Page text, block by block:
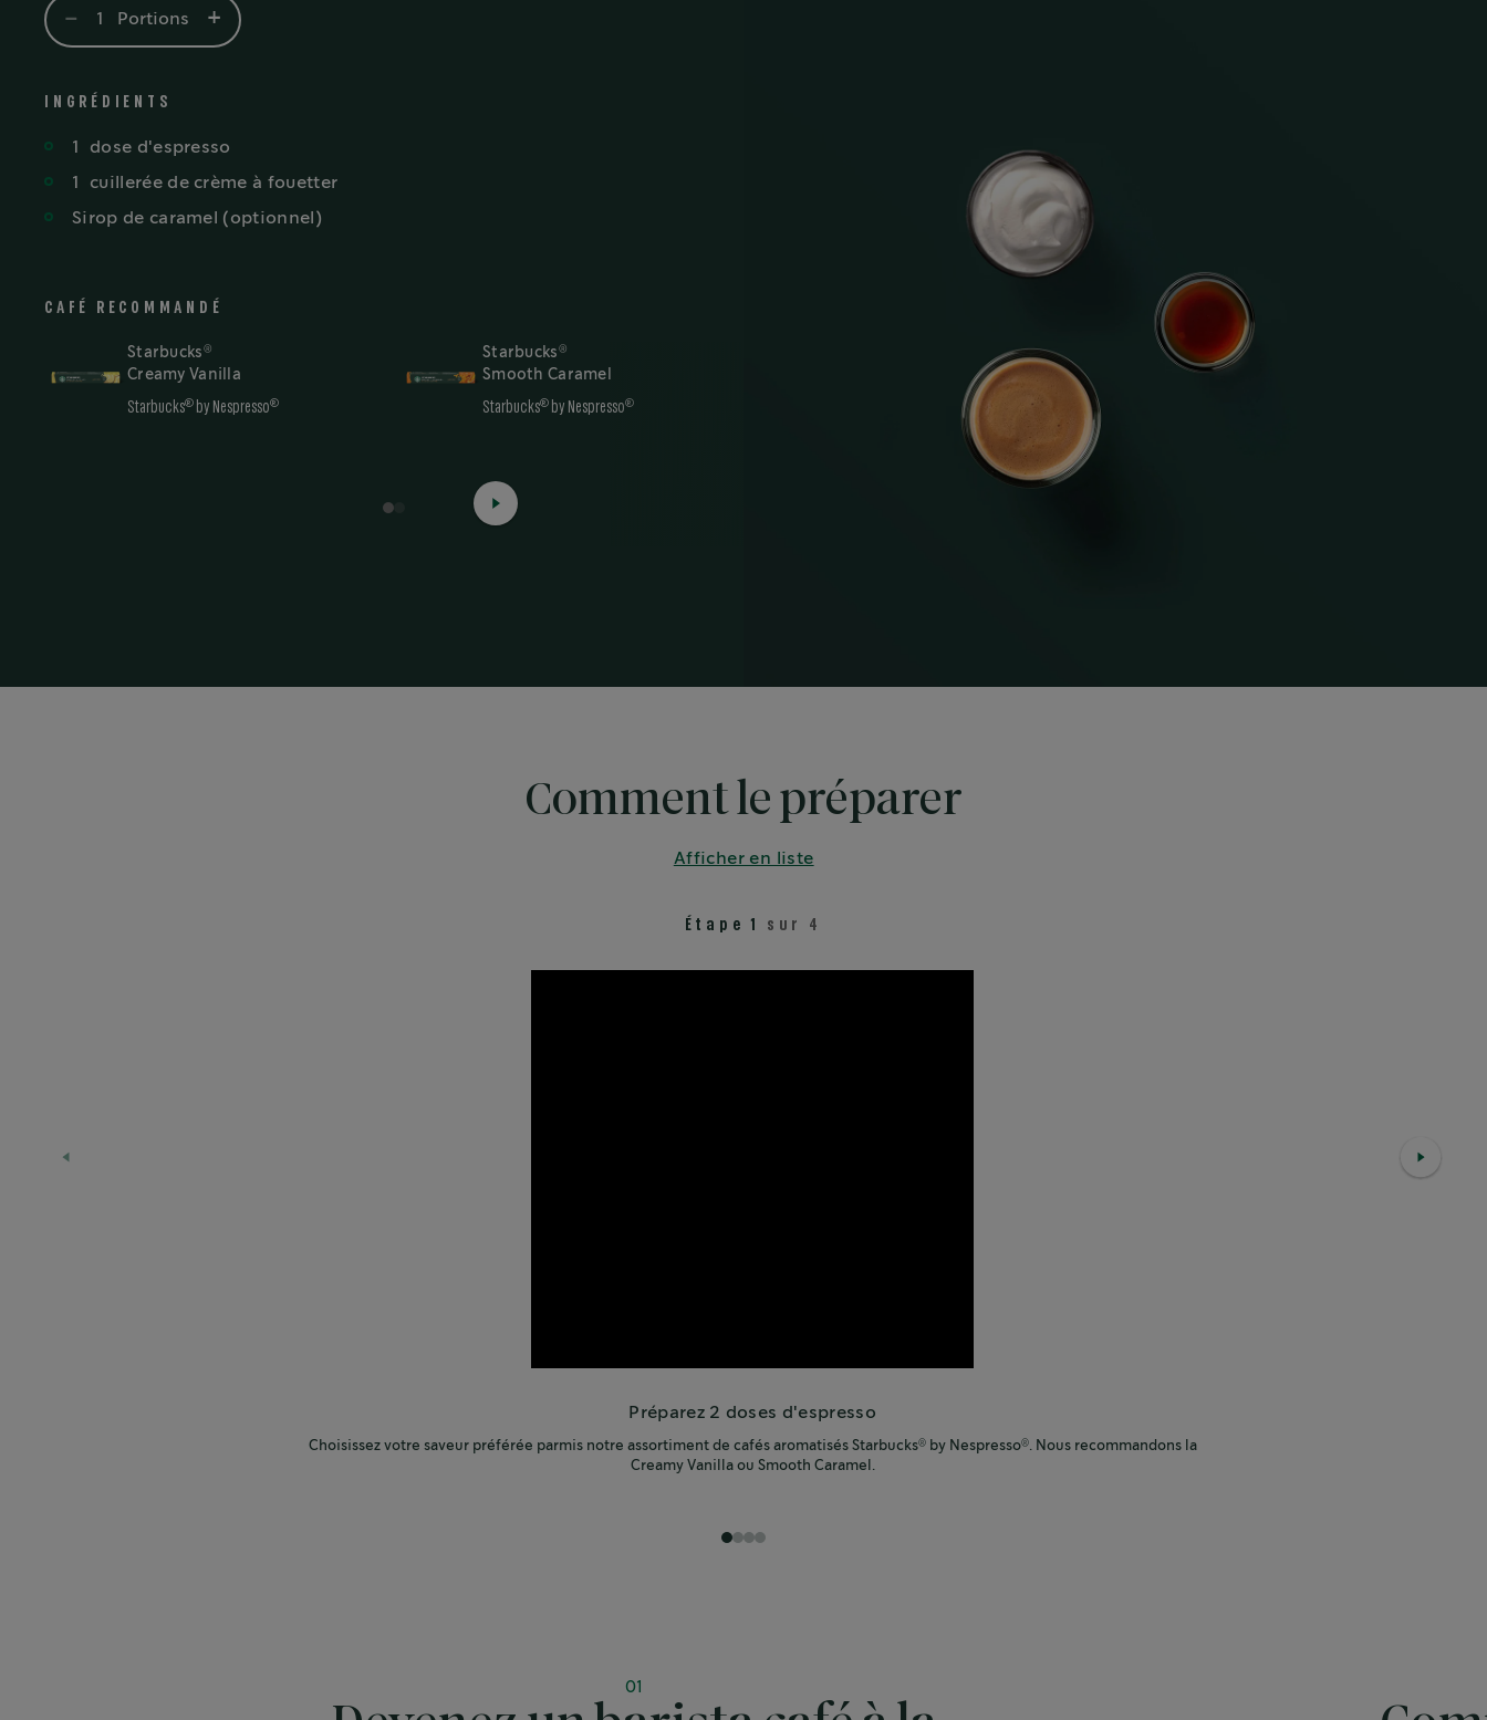
- 1 Portions +
INGRÉDIENTS
1 dose d'espresso
1 cuillerée de crème à fouetter
Sirop de caramel (optionnel)
CAFÉ RECOMMANDÉ
Starbucks ®
Creamy Vanilla
Starbucks® by Nespresso®
Starbucks ®
Smooth Caramel
Starbucks® by Nespresso®
by Nespresso
Comment le préparer
Afficher en liste
Étape 1 sur 4
Préparez 2 doses d'espresso
Choisissez votre saveur préférée parmis notre assortiment de cafés aromatisés Starbucks®by Nespresso®. Nous recommandons la
Creamy Vanilla ou Smooth Caramel.
1 23
01